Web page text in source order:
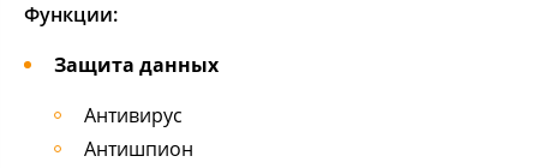
Функции:
Защита данных
Антивирус
Антишпион